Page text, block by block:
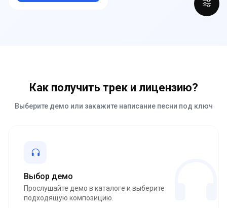
Как получить трек и лицензию?
Выберите демо или закажите написание песни под ключ
Выбор демо
Прослушайте демо в каталоге и выберите
подходящую композицию.